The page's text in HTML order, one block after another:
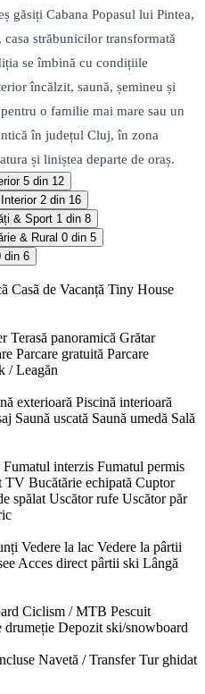
găsiți Cabana Popasul lui Pintea,
casa străbunicilor transformată
se îmbină cu condițiile
încălzit, saună, șemineu și
o familie mai mare sau un
în județul Cluj, în zona
și liniștea departe de oraș.
5 din 12
2 din 16
& Sport 1 din 8
& Rural 0 din 5
din 6
Casã de Vacanță Tiny House
Terasă panoramică Grătar
Parcare gratuită Parcare
/ Leagăn
exterioară Piscină interioară
Saună uscată Saună umedă Sală
Fumatul interzis Fumatul permis
TV Bucătărie echipată Cuptor
spălat Uscător rufe Uscător păr
Vedere la lac Vedere la pârtii
Acces direct pârtii ski Lângă
Ciclism / MTB Pescuit
drumeție Depozit ski/snowboard
Navetă / Transfer Tur ghidat